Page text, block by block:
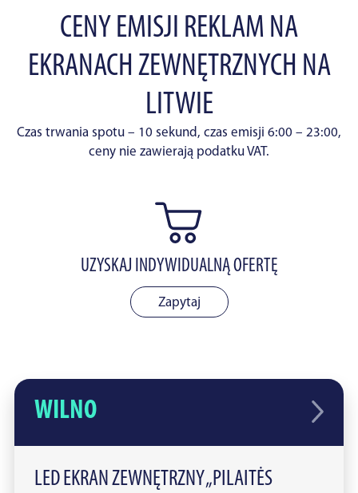
CENY EMISJI REKLAM NA
EKRANACH ZEWNĘTRZNYCH NA
LITWIE
Czas trwania spotu – 10 sekund, czas emisji 6:00 – 23:00,
ceny nie zawierają podatku VAT.
UZYSKAJ INDYWIDUALNĄ OFERTĘ
Zapytaj
WILNO
LED EKRAN ZEWNĘTRZNY „PILAITĖS